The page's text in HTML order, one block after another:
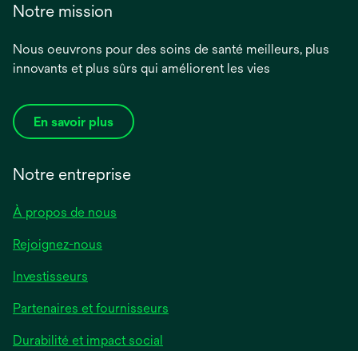
Notre mission
Nous oeuvrons pour des soins de santé meilleurs, plus
innovants et plus sûrs qui améliorent les vies
En savoir plus
Notre entreprise
À propos de nous
Rejoignez-nous
Investisseurs
Partenaires et fournisseurs
Durabilité et impact social